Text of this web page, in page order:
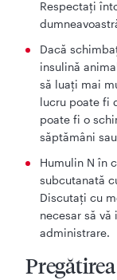
Respectaţi
Dacă
insulină
să luaţi mai
lucru poate fi
poate fi o
săptămâni
Humulin N în
subcutanată
Discutați cu
necesar să
administrare.